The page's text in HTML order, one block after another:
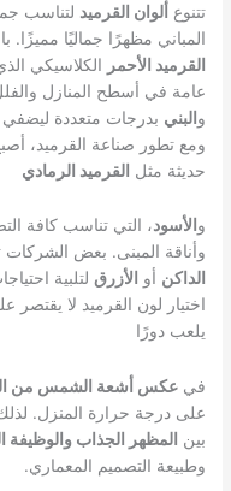
تتنوع ألوان القرميد لتناسب
المباني مظهرًا جماليًا مميزًا.
القرميد الأحمر الكلاسيكي
عامة في أسطح المنازل
والبني بدرجات متعددة
ومع تطور صناعة القرميد،
حديثة مثل القرميد الرمادي
و الأسود، التي تناسب كافة
وأناقة المبنى. بعض الشركات
الداكن أو الأزرق لتلبية
اختيار لون القرميد لا
يلعب دورًا
فيعكس أشعة الشمس من
على درجة حرارة المنزل.
بين المظهر الجذاب والوظيفة
وطبيعة التصميم المعماري.